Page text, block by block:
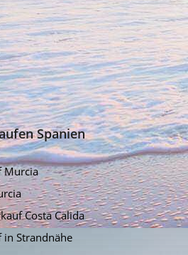
Spanien
Murcia
Costa Calida
Strandnähe